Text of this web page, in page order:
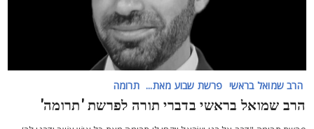
הרב שמואל בראשי פרשת שבוע מאת... תרומה
שמואל בראשי בדברי תורה לפרשת 'תרומה'